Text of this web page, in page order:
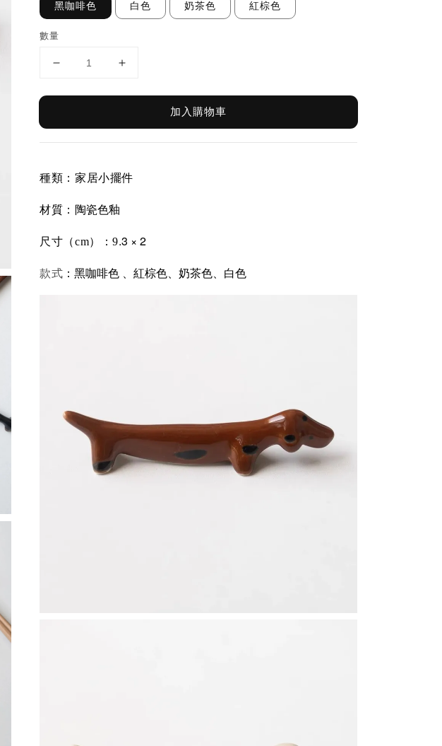
黑咖啡色 白色 奶茶色 紅棕色
數量
加入購物車
種類：家居小擺件
材質： 陶瓷色釉
尺寸（cm）：9.3 × 2
款式 ：黑咖啡色 、紅棕色、奶茶色、白色